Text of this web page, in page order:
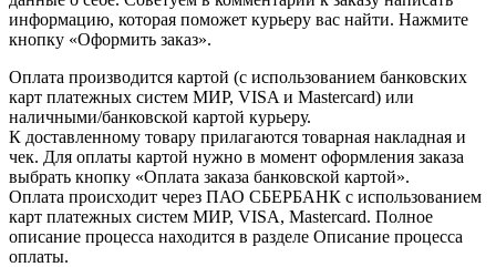
информацию, которая поможет курьеру вас найти. Нажмите
кнопку «Оформить заказ».
Оплата производится картой (с использованием банковских
карт платежных систем МИР, VISA и Mastercard) или
наличными/банковской картой курьеру.
К доставленному товару прилагаются товарная накладная и
чек. Для оплаты картой нужно в момент оформления заказа
выбрать кнопку «Оплата заказа банковской картой».
Оплата происходит через ПАО СБЕРБАНК с использованием
карт платежных систем МИР, VISA, Mastercard. Полное
описание процесса находится в разделе Описание процесса
оплаты.